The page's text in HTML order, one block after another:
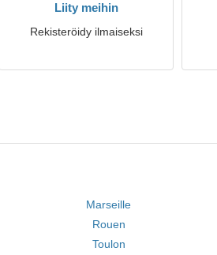
Liity meihin
Rekisteröidy ilmaiseksi
Marseille
Rouen
Toulon